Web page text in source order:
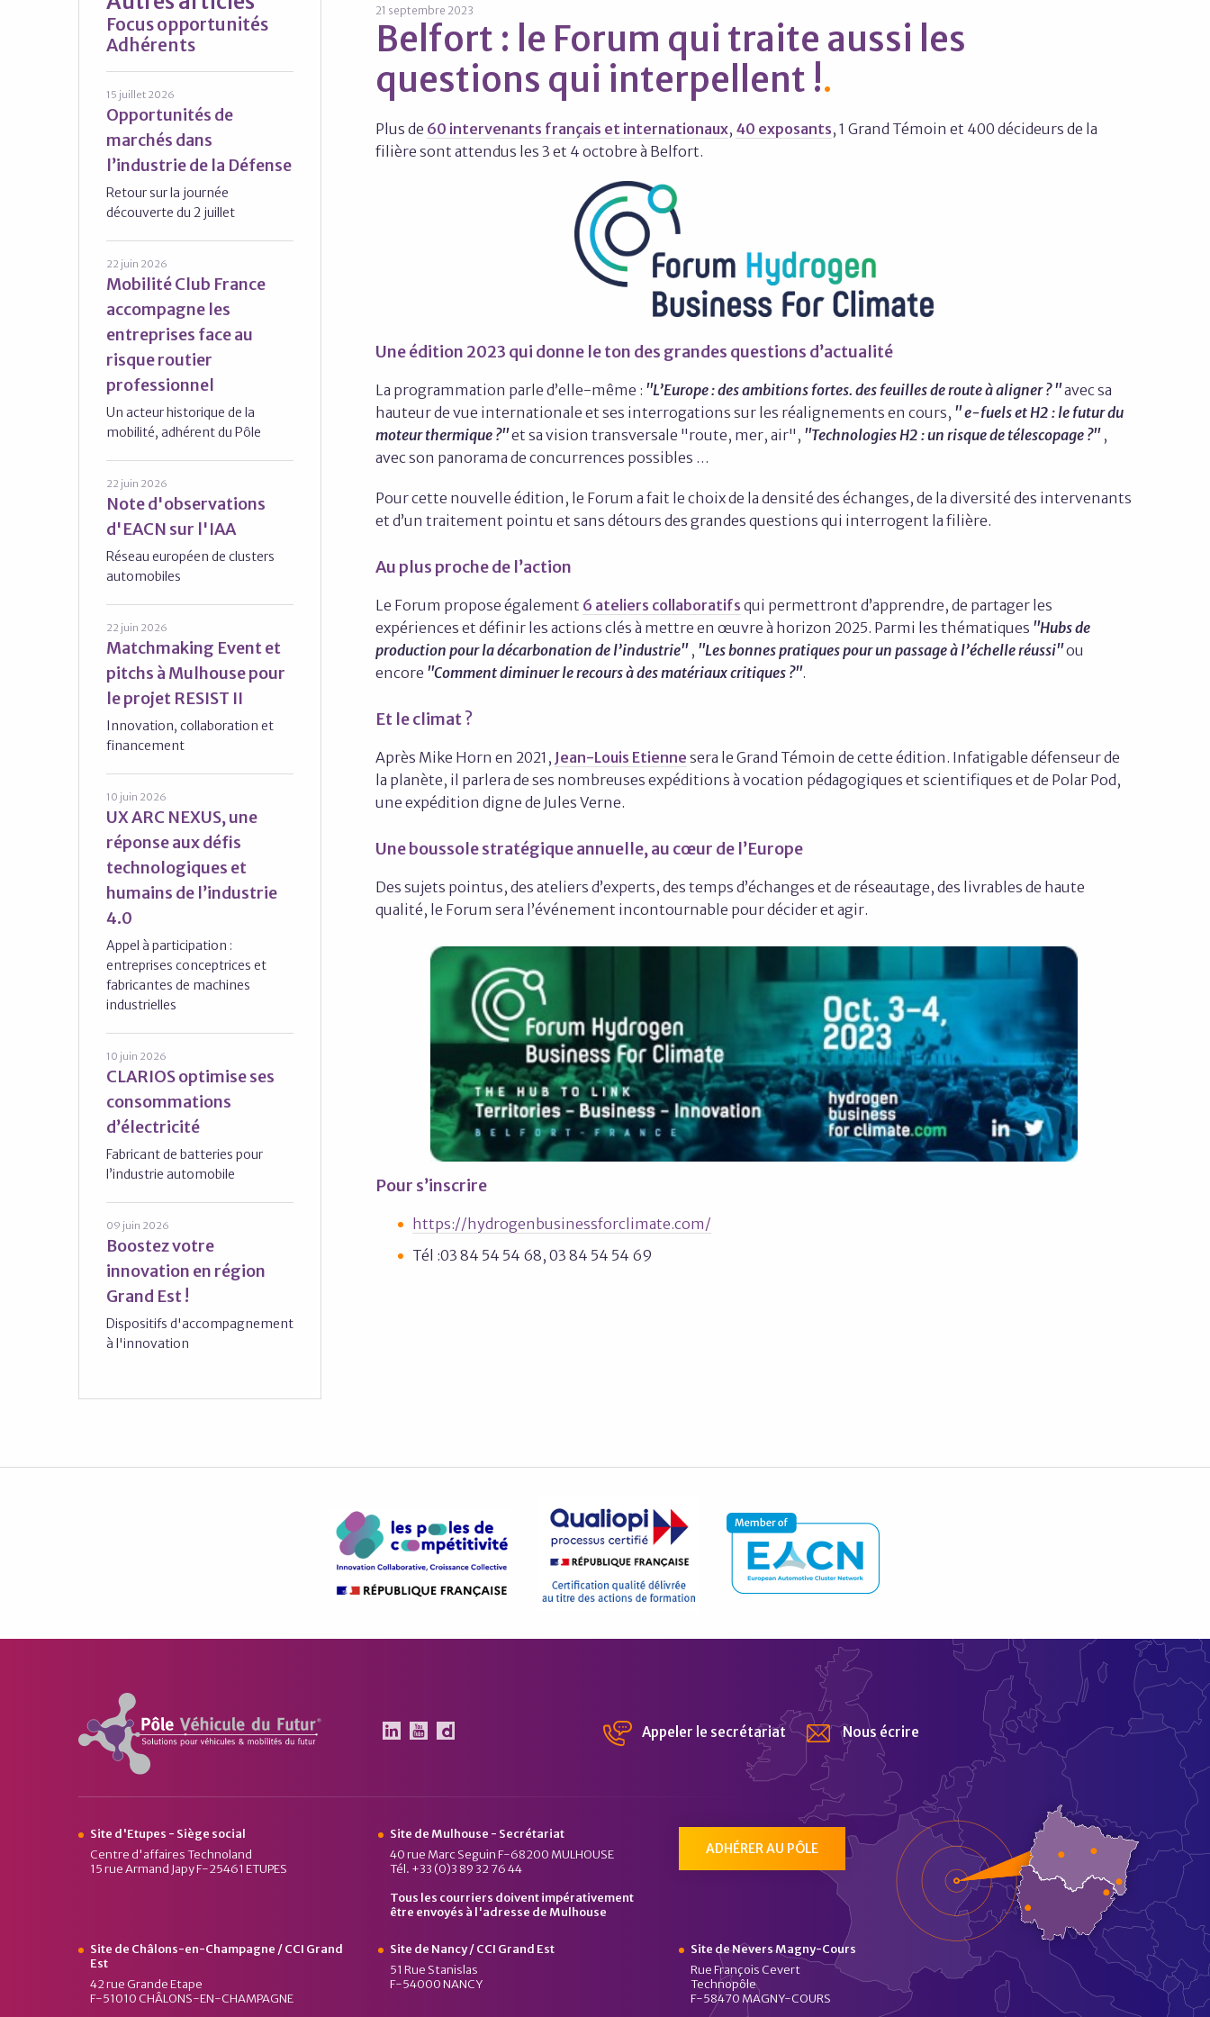
21 septembre 2023
Belfort : le Forum qui traite aussi les
questions qui interpellent !
Plus de 60 intervenants français et internationaux, 40 exposants, 1 Grand Témoin et 400 décideurs de la
filière sont attendus les 3 et 4 octobre à Belfort.
Une édition 2023 qui donne le ton des grandes questions d’actualité
La programmation parle d’elle-même : "L’Europe : des ambitions fortes. des feuilles de route à aligner ? "avec sa
hauteur de vue internationale et ses interrogations sur les réalignements en cours, " e-fuels et H2 : le futur du
moteur thermique ?"et sa vision transversale "route, mer, air", "Technologies H2 : un risque de télescopage ?" ,
avec son panorama de concurrences possibles …
Pour cette nouvelle édition, le Forum a fait le choix de la densité des échanges, de la diversité des intervenants
et d’un traitement pointu et sans détours des grandes questions qui interrogent la filière.
Au plus proche de l’action
Le Forum propose également 6 ateliers collaboratifs qui permettront d’apprendre, de partager les
expériences et définir les actions clés à mettre en œuvre à horizon 2025. Parmi les thématiques "Hubs de
production pour la décarbonation de l’industrie" , "Les bonnes pratiques pour un passage à l’échelle réussi"ou
encore "Comment diminuer le recours à des matériaux critiques ?".
Et le climat ?
Après Mike Horn en 2021, Jean-Louis Etienne sera le Grand Témoin de cette édition. Infatigable défenseur de
la planète, il parlera de ses nombreuses expéditions à vocation pédagogiques et scientifiques et de Polar Pod,
une expédition digne de Jules Verne.
Une boussole stratégique annuelle, au cœur de l’Europe
Des sujets pointus, des ateliers d’experts, des temps d’échanges et de réseautage, des livrables de haute
qualité, le Forum sera l’événement incontournable pour décider et agir.
Pour s’inscrire
https://hydrogenbusinessforclimate.com/
Tél :03 84 54 54 68, 03 84 54 54 69
Focus opportunités
Adhérents
15 juillet 2026
Opportunités de
marchés dans
l’industrie de la Défense
Retour sur la journée
découverte du 2 juillet
22 juin 2026
Mobilité Club France
accompagne les
entreprises face au
risque routier
professionnel
Un acteur historique de la
mobilité, adhérent du Pôle
22 juin 2026
Note d'observations
d'EACN sur l'IAA
Réseau européen de clusters
automobiles
22 juin 2026
Matchmaking Event et
pitchs à Mulhouse pour
le projet RESIST II
Innovation, collaboration et
financement
10 juin 2026
UX ARC NEXUS, une
réponse aux défis
technologiques et
humains de l’industrie
4.0
Appel à participation :
entreprises conceptrices et
fabricantes de machines
industrielles
10 juin 2026
CLARIOS optimise ses
consommations
d’électricité
Fabricant de batteries pour
l’industrie automobile
09 juin 2026
Boostez votre
innovation en région
Grand Est !
Dispositifs d'accompagnement
à l'innovation
Pôle Véhicule du Futur
Le Pôle Véhicule du Futur sur Linkedin
Le Pôle Véhicule du Futur sur Youtube
Chaîne Dailymotion du Pôle Véhicule du Futur
Appeler le secrétariat Nous écrire
Site d'Etupes - Siège social
Centre d'affaires Technoland
15 rue Armand Japy F-25461 ETUPES
Site de Mulhouse - Secrétariat
40 rue Marc Seguin F-68200 MULHOUSE
Tél. +33 (0)3 89 32 76 44
Tous les courriers doivent impérativement
être envoyés à l'adresse de Mulhouse
ADHÉRER AU PÔLE
Site de Châlons-en-Champagne / CCI Grand
Est
42 rue Grande Etape
F-51010 CHÂLONS-EN-CHAMPAGNE
Site de Nancy / CCI Grand Est
51 Rue Stanislas
F-54000 NANCY
Site de Nevers Magny-Cours
Rue François Cevert
Technopôle
F-58470 MAGNY-COURS